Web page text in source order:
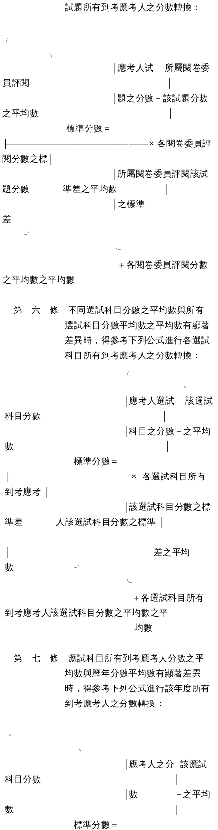
試題所有到考應考人之分數轉換：
╮
│應考人試 所屬閱卷委
員評閱 │
│題之分數－該試題分數
之平均數 │
標準分數＝
├─────────────────────× 各閱卷委員評
閱分數之標│
│所屬閱卷委員評閱該試
題分數 準差之平均數 │
│之標準
差
╯
╰
＋各閱卷委員評閱分數
之平均數之平均數
第 六 條 不同選試科目分數之平均數與所有
選試科目分數平均數之平均數有顯著
差異時，得參考下列公式進行各選試
科目所有到考應考人之分數轉換：
╭
╮
│應考人選試 該選試
科目分數 │
│科目之分數－之平均
數 │
標準分數＝
├──────────────────× 各選試科目所有
到考應考 │
│該選試科目分數之標
準差 人該選試科目分數之標準 │
│ 差之平均
數 ╯
╰
＋各選試科目所有
到考應考人該選試科目分數之平均數之平
均數
第 七 條 應試科目所有到考應考人分數之平
均數與歷年分數平均數有顯著差異
時，得參考下列公式進行該年度所有
到考應考人之分數轉換：
╭
╮
│應考人之分 該應試
科目分數 │
│數 －之平均
數 │
標準分數＝